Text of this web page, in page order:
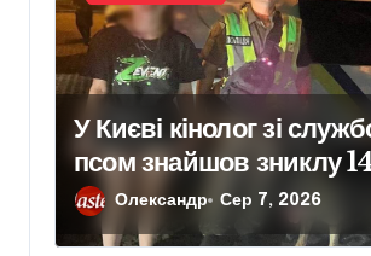
У Києві кінолог зі
псом знайшов зниклу
школярку
Олександр Сер 7, 2026